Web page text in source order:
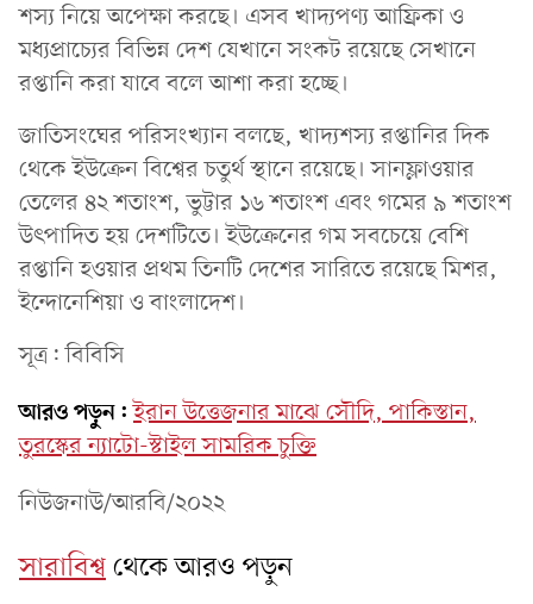
শস্য নিয়ে অপেক্ষা করছে। এসব খাদ্যপণ্য আফ্রিকা ও
মধ্যপ্রাচ্যের বিভিন্ন দেশ যেখানে সংকট রয়েছে সেখানে
রপ্তানি করা যাবে বলে আশা করা হচ্ছে।
জাতিসংঘের পরিসংখ্যান বলছে, খাদ্যশস্য রপ্তানির দিক
থেকে ইউক্রেন বিশ্বের চতুর্থ স্থানে রয়েছে। সানফ্লাওয়ার
তেলের ৪২ শতাংশ, ভুট্টার ১৬ শতাংশ এবং গমের ৯ শতাংশ
উৎপাদিত হয় দেশটিতে। ইউক্রেনের গম সবচেয়ে বেশি
রপ্তানি হওয়ার প্রথম তিনটি দেশের সারিতে রয়েছে মিশর,
ইন্দোনেশিয়া ও বাংলাদেশ।
সূত্র: বিবিসি
আরও পড়ুন: ইরান উত্তেজনার মাঝে সৌদি, পাকিস্তান,
তুরস্কের ন্যাটো-স্টাইল সামরিক চুক্তি
নিউজনাউ/আরবি/২০২২
সারাবিশ্বথেকে আরও পড়ুন